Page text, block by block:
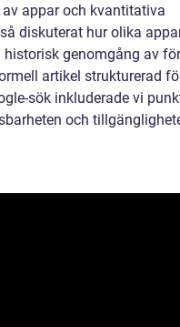
appar och kvantitativa
diskuterat hur olika
genomgång av
artikel strukturerad
sök inkluderade vi
och